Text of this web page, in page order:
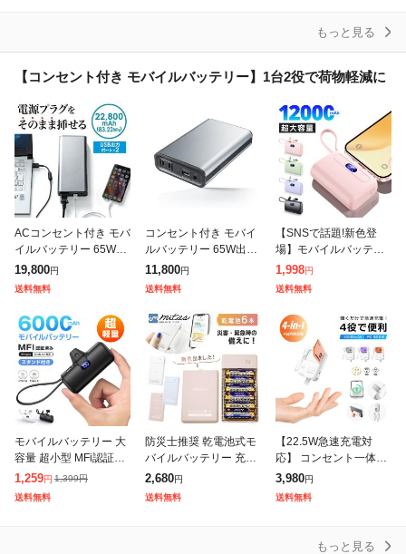
もっと見る
【コンセント付き モバイルバッテリー】1台2役で荷物軽減に
ACコンセント付き モバ
イルバッテリー 65W出
力 22800mAh (83.22W
h) ノートパソコン スマ
ホ タブレット 充
19,800円
送料無料
コンセント付き モバイ
ルバッテリー 65W出力
11,400mAh ノートパソ
コン スマホ USB充電 [7
00-BTL025N
11,800円
送料無料
【SNSで話題!新色登
場】モバイルバッテリ
ー 小型 12000mAh 大
容量 2.1A急速充電 超ミ
ニ 充電器 2台同時充電
1,998円
送料無料
モバイルバッテリー 大
容量 超小型 MFi認証品
2台同時充電 6000mAh
軽量 ケーブル内蔵ミニ
便利 オシャモバ 充電器
1,259円 1,399円
送料無料
防災士推奨 乾電池式モ
バイルバッテリー 充電
器 単3電池 6本 ケーブ
ル内蔵 防災グッズ 電池
式 スマホ充電器 電池式
2,680円
送料無料
【22.5W急速充電対
応】 コンセント一体型
モバイルバッテリー 大
容量 10000mAh 38.5W
h コンパクト 軽量 ポー
3,980円
送料無料
もっと見る